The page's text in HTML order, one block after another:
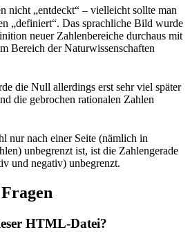
nicht „entdeckt“ – vielleicht sollte man
„definiert“. Das sprachliche Bild wurde
neuer Zahlenbereiche durchaus mit
Bereich der Naturwissenschaften
die Null allerdings erst sehr viel später
die gebrochen rationalen Zahlen
nur nach einer Seite (nämlich in
unbegrenzt ist, ist die Zahlengerade
und negativ) unbegrenzt.
HTML-Datei?